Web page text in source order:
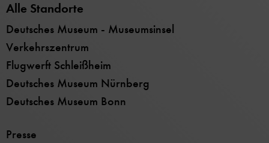
Alle Standorte
Deutsches Museum - Museumsinsel
Verkehrszentrum
Flugwerft Schleißheim
Deutsches Museum Nürnberg
Deutsches Museum Bonn
Presse